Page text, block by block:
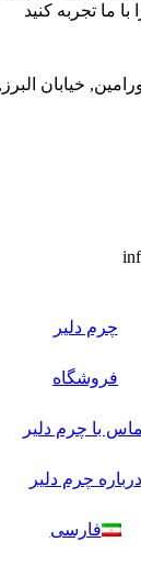
ما تجربه کنید
چرم دلیر
فروشگاه
با چرم دلیر
درباره چرم دلیر
فارسی